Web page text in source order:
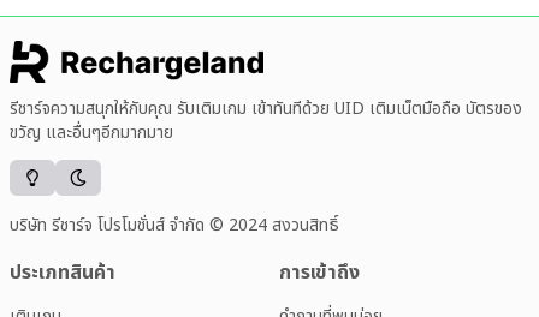
รีชาร์จความสนุกให้กับคุณ รับเติมเกม เข้าทันทีด้วย UID เติมเน็ตมือถือ บัตรของ
ขวัญ และอื่นๆอีกมากมาย
บริษัท รีชาร์จ โปรโมชั่นส์ จำกัด © 2024 สงวนสิทธิ์
ประเภทสินค้า การเข้าถึง